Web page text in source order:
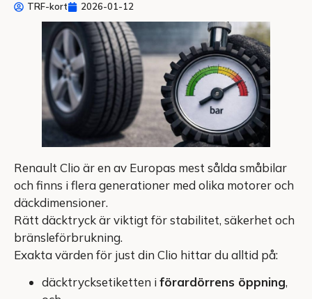
TRF-kort 2026-01-12
Renault Clio är en av Europas mest sålda småbilar
och finns i flera generationer med olika motorer och
däckdimensioner.
Rätt däcktryck är viktigt för stabilitet, säkerhet och
bränsleförbrukning.
Exakta värden för just din Clio hittar du alltid på:
däcktrycksetiketten iförardörrens öppning,